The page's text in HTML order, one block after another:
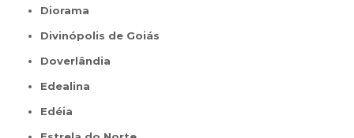
Diorama
Divinópolis de Goiás
Doverlândia
Edealina
Edéia